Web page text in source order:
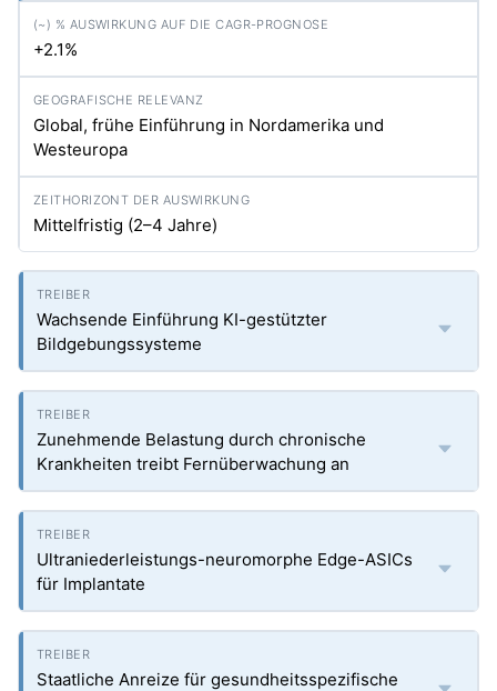
+2.1%
Global, frühe Einführung in Nordamerika und
Westeuropa
Mittelfristig (2–4 Jahre)
Wachsende Einführung KI-gestützter
Bildgebungssysteme
Zunehmende Belastung durch chronische
Krankheiten treibt Fernüberwachung an
Ultraniederleistungs-neuromorphe Edge-ASICs
für Implantate
Staatliche Anreize für gesundheitsspezifische